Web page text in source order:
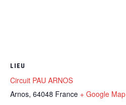
LIEU
Circuit PAU ARNOS
Arnos, 64048 France + Google Map